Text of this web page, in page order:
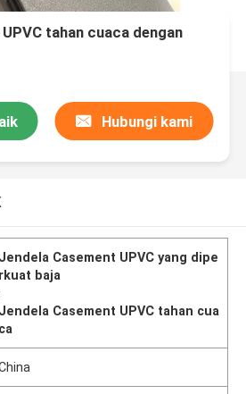
tahan cuaca dengan
Hubungi kami
Jendela Casement UPVC yang dipe
rkuat baja
Jendela Casement UPVC tahan cua
ca